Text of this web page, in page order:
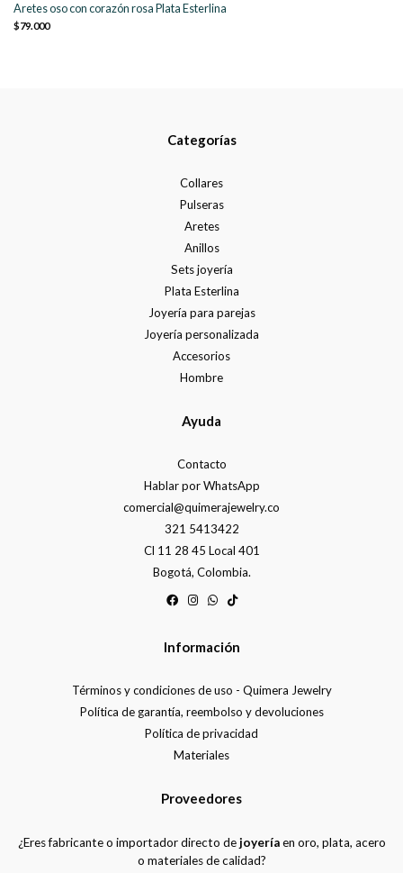
Aretes oso con corazón rosa Plata Esterlina
$79.000
Categorías
Collares
Pulseras
Aretes
Anillos
Sets joyería
Plata Esterlina
Joyería para parejas
Joyería personalizada
Accesorios
Hombre
Ayuda
Contacto
Hablar por WhatsApp
comercial@quimerajewelry.co
321 5413422
Cl 11 28 45 Local 401
Bogotá, Colombia.
Información
Términos y condiciones de uso - Quimera Jewelry
Política de garantía, reembolso y devoluciones
Política de privacidad
Materiales
Proveedores
¿Eres fabricante o importador directo dejoyeríaen oro, plata, acero
o materiales de calidad?